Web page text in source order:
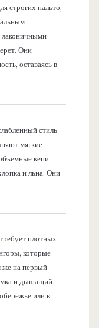
строгих пальто,
лаконичными
Они
оставаясь в
стиль
мягкие
кепи
и льна. Они
плотных
которые
же на первый
и дышащий
или в